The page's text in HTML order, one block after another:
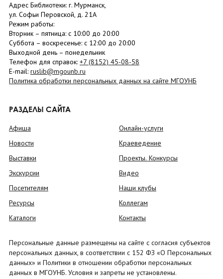
Адрес Библиотеки: г. Мурманск,
ул. Софьи Перовской, д. 21А
Режим работы:
Вторник – пятница: с 10:00 до 20:00
Суббота – воскресенье: c 12:00 до 20:00
Выходной день – понедельник
Телефон для справок: +7 (8152) 45-08-58
E-mail: ruslib@mgounb.ru
Политика обработки персональных данных на сайте МГОУНБ
РАЗДЕЛЫ САЙТА
Афиша
Новости
Выставки
Экскурсии
Посетителям
Ресурсы
Каталоги
Онлайн-услуги
Краеведение
Проекты. Конкурсы
Видео
Наши клубы
Коллегам
Контакты
Персональные данные размещены на сайте с согласия субъектов
персональных данных, в соответствии с 152 ФЗ «О Персональных
данных» и Политики в отношении обработки персональных
данных в МГОУНБ. Условия и запреты не установлены.